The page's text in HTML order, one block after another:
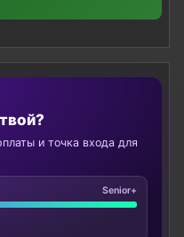
и точка входа для
Senior+